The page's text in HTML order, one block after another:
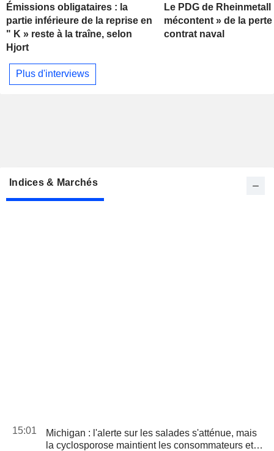
Émissions obligataires : la
partie inférieure de la reprise en
" K » reste à la traîne, selon
Hjort
Le PDG de
mécontent » de la
contrat naval
Plus d'interviews
Indices & Marchés
15:01
Michigan : l'alerte sur les salades s'atténue, mais
la cyclosporose maintient les consommateurs et